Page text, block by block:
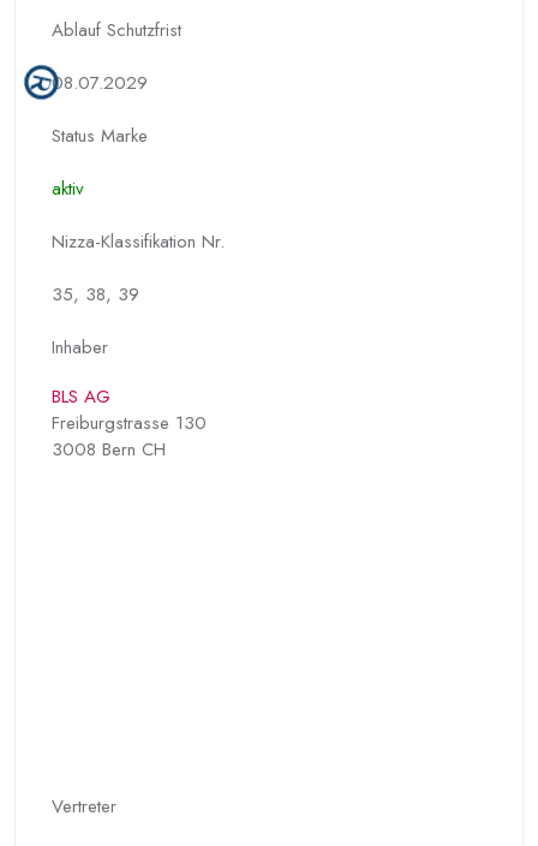
Ablauf Schutzfrist
08.07.2029
Status Marke
aktiv
Nizza-Klassifikation Nr.
35, 38, 39
Inhaber
BLS AG
Freiburgstrasse 130
3008 Bern CH
Vertreter